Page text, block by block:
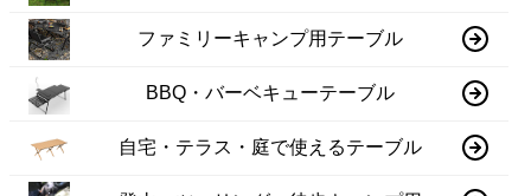
ファミリーキャンプ用テーブル
BBQ・バーベキューテーブル
自宅・テラス・庭で使えるテーブル